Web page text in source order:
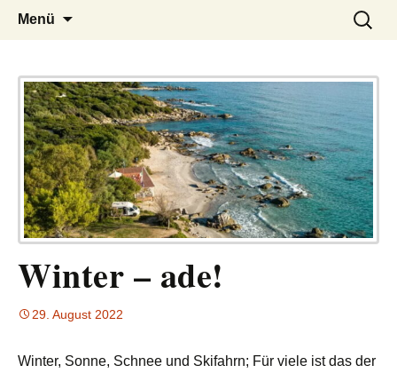
LUCKX
– das Magazin
Menü
Suchen
nach:
Winter – ade!
29. August 2022
Winter, Sonne, Schnee und Skifahrn; Für viele ist das der